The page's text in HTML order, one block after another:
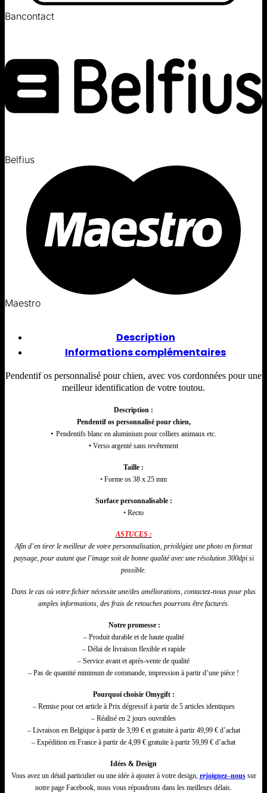
Bancontact
Belfius
Maestro
Description
Informations complémentaires
Pendentif os personnalisé pour chien, avec vos cordonnées pour une
meilleur identification de votre toutou.
Description :
Pendentif os personnalisé pour chien,
• Pendentifs blanc en aluminium pour colliers animaux etc.
• Verso argenté sans revêtement
Taille :
• Forme os 38 x 25 mm
Surface personnalisable :
• Recto
ASTUCES :
Afin d’en tirer le meilleur de votre personnalisation, privilégiez une photo en format
paysage, pour autant que l’image soit de bonne qualité avec une résolution 300dpi si
possible.
Dans le cas où votre fichier nécessite une/des améliorations, contactez-nous pour plus
amples informations, des frais de retouches pourrons être facturés.
Notre promesse :
– Produit durable et de haute qualité
– Délai de livraison flexible et rapide
– Service avant et après-vente de qualité
– Pas de quantité minimum de commande, impression à partir d’une pièce !
Pourquoi choisir Omygift :
– Remise pour cet article à Prix dégressif à partir de 5 articles identiques
– Réalisé en 2 jours ouvrables
– Livraison en Belgique à partir de 3,99 € et gratuite à partir 49,99 € d’achat
– Expédition en France à partir de 4,99 € gratuite à partir 59,99 € d’achat
Idées & Design
Vous avez un détail particulier ou une idée à ajouter à votre design, rejoignez–nous sur
notre page Facebook, nous vous répondrons dans les meilleurs délais.